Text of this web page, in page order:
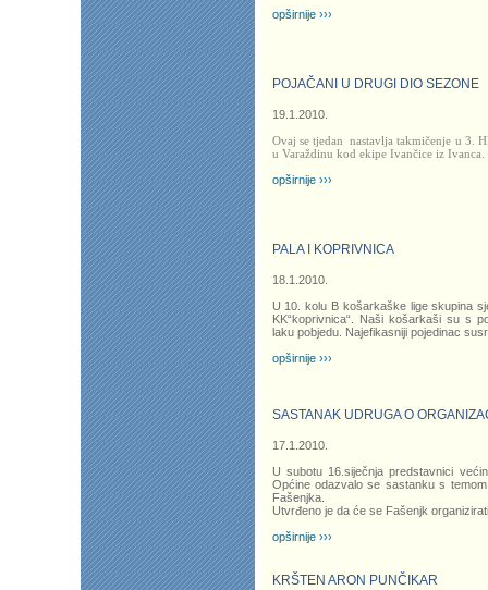
opširnije ›››
POJAČANI U DRUGI DIO SEZONE
19.1.2010.
Ovaj se tjedan nastavlja takmičenje u 3.
u Varaždinu kod ekipe Ivančice iz Ivanca.
opširnije ›››
PALA I KOPRIVNICA
18.1.2010.
U 10. kolu B košarkaške lige skupina
KK“koprivnica“. Naši košarkaši su s
laku pobjedu. Najefikasniji pojedinac
opširnije ›››
SASTANAK UDRUGA O
17.1.2010.
U subotu 16.siječnja predstavnici
Općine odazvalo se sastanku s
Fašenjka.
Utvrđeno je da će se Fašenjk
opširnije ›››
KRŠTEN ARON PUNČIKAR